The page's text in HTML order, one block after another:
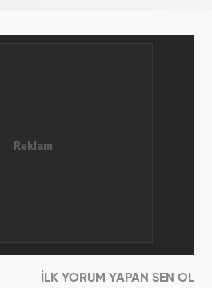
İLK YORUM YAPAN SEN OL